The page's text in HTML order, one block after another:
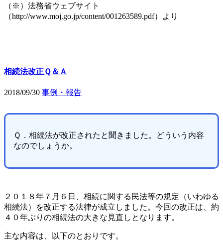
（※）法務省ウェブサイト
（http://www.moj.go.jp/content/001263589.pdf）より
相続法改正Ｑ＆Ａ
2018/09/30 事例・報告
Ｑ．相続法が改正されたと聞きました。どういう内容
なのでしょうか。
２０１８年７月６日、相続に関する民法等の規定（いわゆる
相続法）を改正する法律が成立しました。今回の改正は、約
４０年ぶりの相続法の大きな見直しとなります。
主な内容は、以下のとおりです。